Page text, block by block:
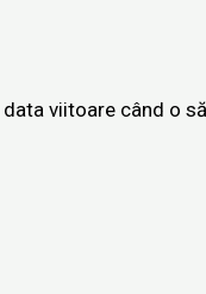
viitoare când o